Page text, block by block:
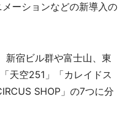
ーションなどの新導入の
宿ビル群や富士山、東
天空251」「カレイドス
SHOP」の7つに分